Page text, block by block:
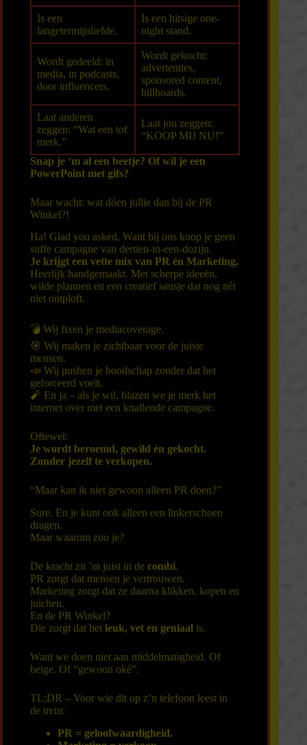
Is een
langetermijnliefde.
Is een hitsige one-
night stand.
Wordt gedeeld: in
media, in podcasts,
door influencers.
Wordt gekocht:
advertenties,
sponsored content,
billboards.
Laat anderen
zeggen: “Wat een tof
merk.”
Laat jou zeggen:
“KOOP MIJ NU!”
Snap je ‘m al een beetje? Of wil je een
PowerPoint met gifs?
Maar wacht: wat dóen jullie dan bij de PR
Winkel?!
Ha! Glad you asked. Want bij ons koop je geen
suffe campagne van dertien-in-een-dozijn.
Je krijgt een vette mix van PR én Marketing.
Heerlijk handgemaakt. Met scherpe ideeën,
wilde plannen en een creatief sausje dat nog nét
niet ontploft.
💣 Wij fixen je mediacoverage.
🎯 Wij maken je zichtbaar voor de juiste
mensen.
📣 Wij pushen je boodschap zonder dat het
geforceerd voelt.
🧨 En ja – als je wil, blazen we je merk het
internet over met een knallende campagne.
Oftewel:
Je wordt beroemd, gewild én gekocht.
Zonder jezelf te verkopen.
“Maar kan ik niet gewoon alleen PR doen?”
Sure. En je kunt ook alleen een linkerschoen
dragen.
Maar waarom zou je?
De kracht zit ’m juist in de combi.
PR zorgt dat mensen je vertrouwen.
Marketing zorgt dat ze daarna klikken, kopen en
juichen.
En de PR Winkel?
Die zorgt dat het leuk, vet en geniaal is.
Want we doen niet aan middelmatigheid. Of
beige. Of “gewoon oké”.
TL;DR – Voor wie dit op z’n telefoon leest in
de trein:
PR = geloofwaardigheid.